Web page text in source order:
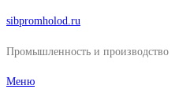
Перейти
содержимому
sibpromholod.ru
Промышленность и производство
Меню